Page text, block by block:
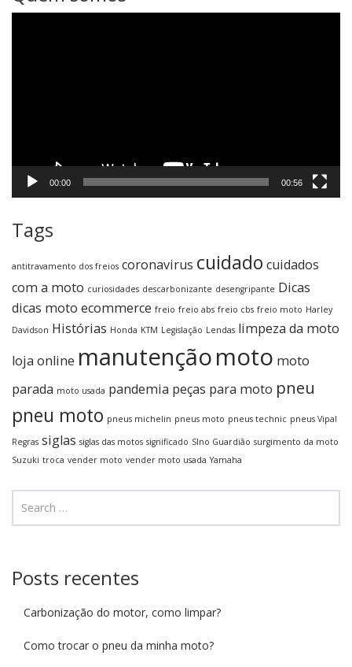
00:00 00:56
Tags
antitravamento dos freios coronavirus cuidado cuidados
com a moto curiosidades descarbonizante desengripante Dicas
dicas moto ecommerce freio freio abs freio cbs freio moto Harley
Davidson Histórias Honda KTM Legislação Lendas limpeza da moto
loja online manutençãomoto moto
parada moto usada pandemia peças para moto pneu
pneu moto pneus michelin pneus moto pneus technic pneus Vipal
Regras siglas siglas das motos significado SIno Guardião surgimento da moto
Suzuki troca vender moto vender moto usada Yamaha
Posts recentes
Carbonização do motor, como limpar?
Como trocar o pneu da minha moto?